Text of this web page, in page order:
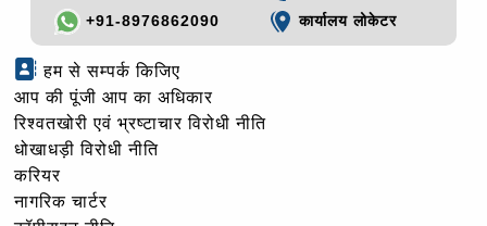
+91-8976862090
कार्यालय लोकेटर
हम से सम्पर्क किजिए
आप की पूंजी आप का अधिकार
रिश्वतखोरी एवं भ्रष्टाचार विरोधी नीति
धोखाधड़ी विरोधी नीति
करियर
नागरिक चार्टर